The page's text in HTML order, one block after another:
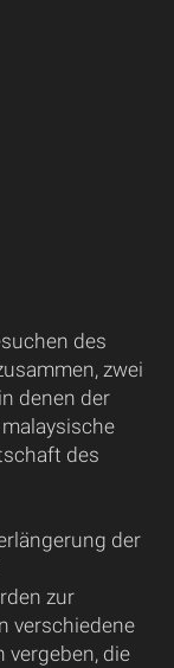
des
zwei
denen der
des
der
zur
verschiedene
vergeben, die